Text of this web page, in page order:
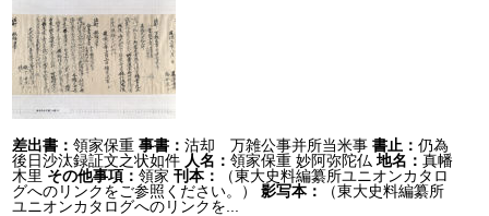
差出書：領家保重 事書：沽却 万雑公事并所当米事書止：仍為
後日沙汰録証文之状如件 人名：領家保重 妙阿弥陀仏 地名：真幡
木里 その他事項：領家刊本：
（東大史料編纂所ユニオンカタロ
グへのリンクをご参照ください。）
影写本：
（東大史料編纂所
ユニオンカタログへのリンクを...